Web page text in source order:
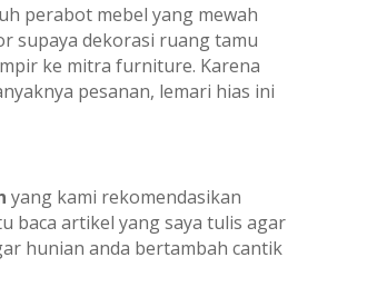
perabot mebel yang mewah
supaya dekorasi ruang tamu
ke mitra furniture. Karena
pesanan, lemari hias ini
yang kami rekomendasikan
baca artikel yang saya tulis agar
hunian anda bertambah cantik